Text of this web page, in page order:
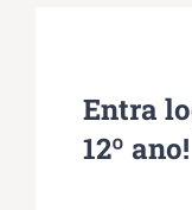
Entra
12º ano!